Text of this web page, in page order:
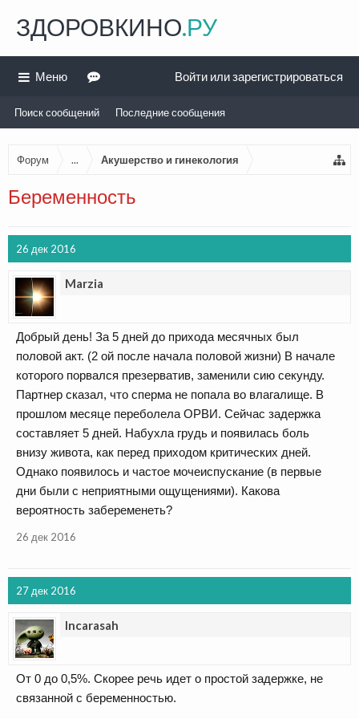
Форум ... Акушерство и гинекология
Беременность
26 дек 2016
Marzia
Добрый день! За 5 дней до прихода месячных был
половой акт. (2 ой после начала половой жизни) В начале
которого порвался презерватив, заменили сию секунду.
Партнер сказал, что сперма не попала во влагалище. В
прошлом месяце переболела ОРВИ. Сейчас задержка
составляет 5 дней. Набухла грудь и появилась боль
внизу живота, как перед приходом критических дней.
Однако появилось и частое мочеиспускание (в первые
дни были с неприятными ощущениями). Какова
вероятность забеременеть?
26 дек 2016
27 дек 2016
Incarasah
От 0 до 0,5%. Скорее речь идет о простой задержке, не
связанной с беременностью.
ЗДОРОВКИНО.РУ
Меню
Поиск сообщений Последние сообщения
Войти или зарегистрироваться